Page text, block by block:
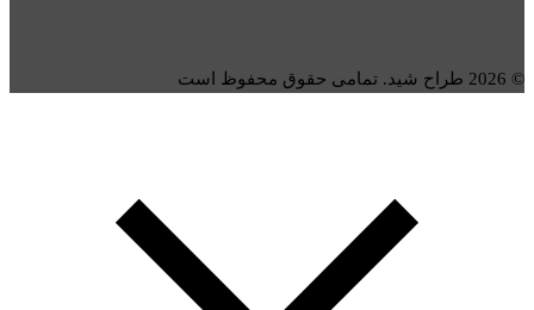
© 2026 طراح شید. تمامی حقوق محفوظ است